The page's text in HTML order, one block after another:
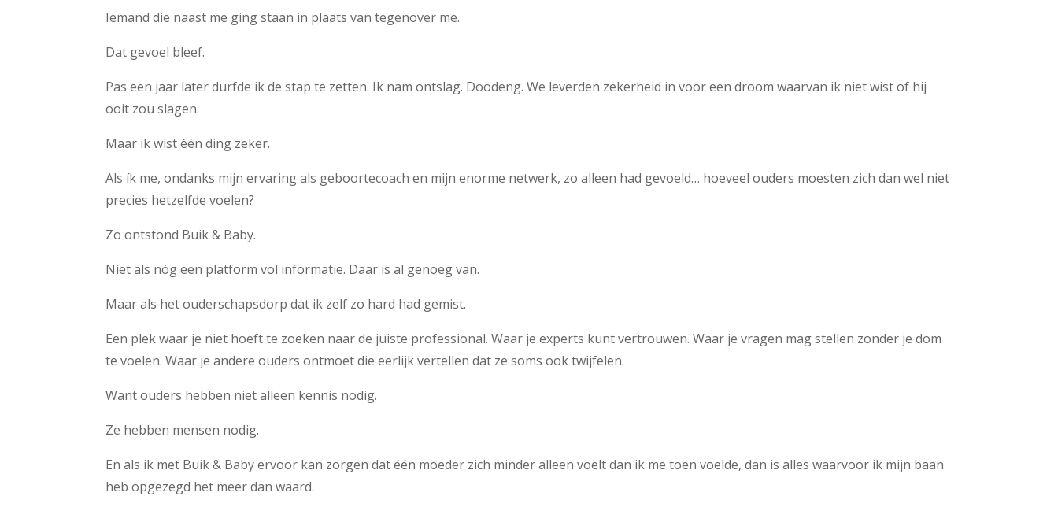
Iemand die naast me ging staan in plaats van tegenover me.
Dat gevoel bleef.
Pas een jaar later durfde ik de stap te zetten. Ik nam ontslag. Doodeng. We leverden zekerheid in voor een droom waarvan ik niet wist of hij
ooit zou slagen.
Maar ik wist één ding zeker.
Als ík me, ondanks mijn ervaring als geboortecoach en mijn enorme netwerk, zo alleen had gevoeld… hoeveel ouders moesten zich dan wel niet
precies hetzelfde voelen?
Zo ontstond Buik & Baby.
Niet als nóg een platform vol informatie. Daar is al genoeg van.
Maar als het ouderschapsdorp dat ik zelf zo hard had gemist.
Een plek waar je niet hoeft te zoeken naar de juiste professional. Waar je experts kunt vertrouwen. Waar je vragen mag stellen zonder je dom
te voelen. Waar je andere ouders ontmoet die eerlijk vertellen dat ze soms ook twijfelen.
Want ouders hebben niet alleen kennis nodig.
Ze hebben mensen nodig.
En als ik met Buik & Baby ervoor kan zorgen dat één moeder zich minder alleen voelt dan ik me toen voelde, dan is alles waarvoor ik mijn baan
heb opgezegd het meer dan waard.